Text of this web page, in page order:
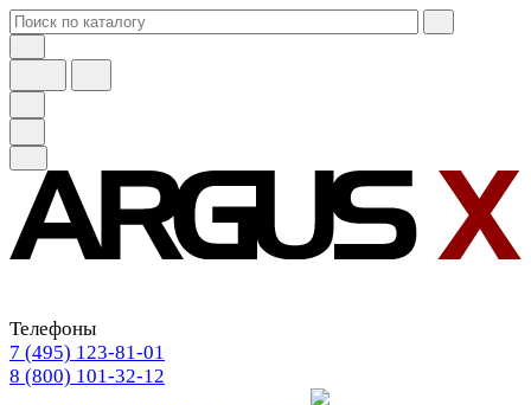
Телефоны
7 (495) 123-81-01
8 (800) 101-32-12